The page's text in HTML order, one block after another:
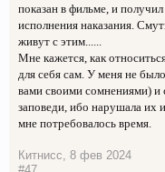
показан в фильме, и
исполнения наказания.
живут с этим......
Мне кажется, как
для себя сам. У меня не
вами своими сомнениями) и
заповеди, ибо нарушала их
мне потребовалось время.
Китнисс 8 фев 2024